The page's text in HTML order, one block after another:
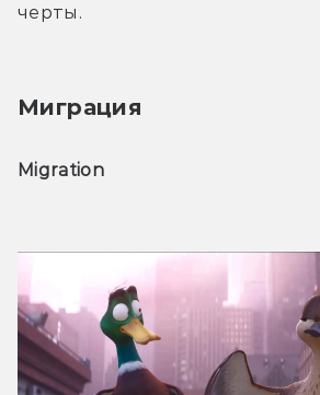
черты.
Миграция
Migration